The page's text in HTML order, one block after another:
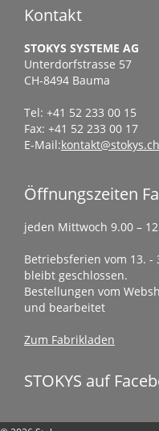
Kontakt
STOKYS SYSTEME AG
Unterdorfstrasse 57
CH-8494 Bauma
Tel: +41 52 233 00 15
Fax: +41 52 233 00 17
E-Mail:kontakt@stokys.ch
Öffnungszeiten
jeden Mittwoch 9.00 –
Betriebsferien vom 13. -
bleibt geschlossen.
Bestellungen vom
und bearbeitet
Zum Fabrikladen
STOKYS auf